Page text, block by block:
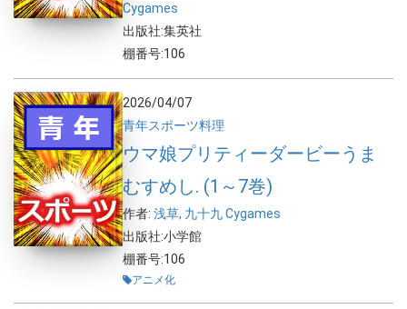
Cygames
出版社:集英社
棚番号:106
2026/04/07
青年スポーツ料理
ウマ娘プリティーダービーうま
むすめし. (1～7巻)
作者: 浅草, 九十九Cygames
出版社:小学館
棚番号:106
アニメ化